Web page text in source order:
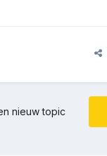
nieuw topic